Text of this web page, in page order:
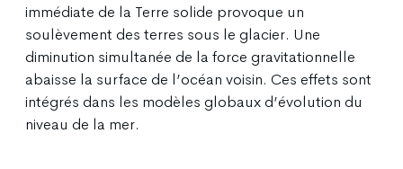
immédiate de la Terre solide provoque un
soulèvement des terres sous le glacier. Une
diminution simultanée de la force gravitationnelle
abaisse la surface de l’océan voisin. Ces effets sont
intégrés dans les modèles globaux d’évolution du
niveau de la mer.